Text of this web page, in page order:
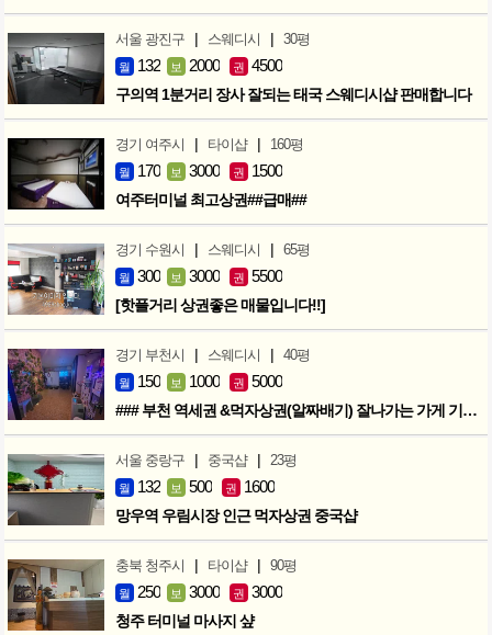
서울 광진구 | 스웨디시 | 30평
월 132 보 2000 권 4500
구의역 1분거리 장사 잘되는 태국 스웨디시샵 판매합니다
경기 여주시 | 타이샵 | 160평
월 170 보 3000 권 1500
여주터미널 최고상권##급매##
경기 수원시 | 스웨디시 | 65평
월 300 보 3000 권 5500
[핫플거리 상권좋은 매물입니다!!]
경기 부천시 | 스웨디시 | 40평
월 150 보 1000 권 5000
### 부천 역세권 &먹자상권(알짜배기) 잘나가는 가게 기회입니다 ###
서울 중랑구 | 중국샵 | 23평
월 132 보 500 권 1600
망우역 우림시장 인근 먹자상권 중국샵
충북 청주시 | 타이샵 | 90평
월 250 보 3000 권 3000
청주 터미널 마사지 샾